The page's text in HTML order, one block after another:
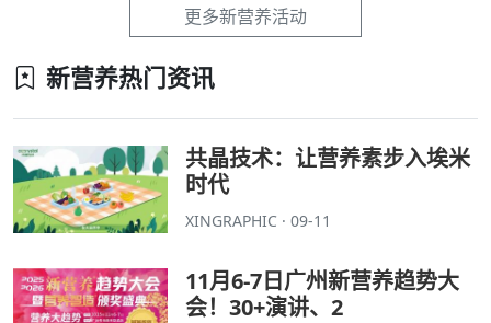
更多新营养活动
新营养热门资讯
共晶技术：让营养素步入埃米
时代
XINGRAPHIC · 09-11
11月6-7日广州新营养趋势大
会！30+演讲、2